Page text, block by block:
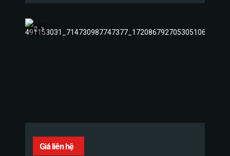
3
Giá liên hệ